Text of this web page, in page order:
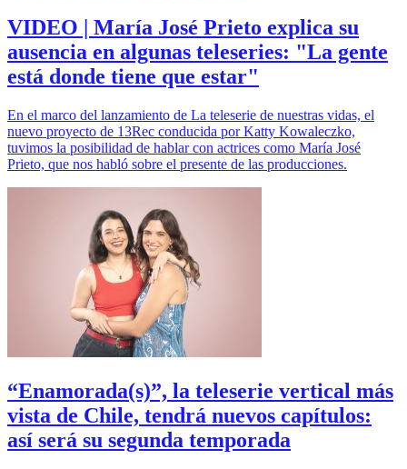
VIDEO | María José Prieto explica su
ausencia en algunas teleseries: "La gente
está donde tiene que estar"
En el marco del lanzamiento de La teleserie de nuestras vidas, el
nuevo proyecto de 13Rec conducida por Katty Kowaleczko,
tuvimos la posibilidad de hablar con actrices como María José
Prieto, que nos habló sobre el presente de las producciones.
“Enamorada(s)”, la teleserie vertical más
vista de Chile, tendrá nuevos capítulos:
así será su segunda temporada